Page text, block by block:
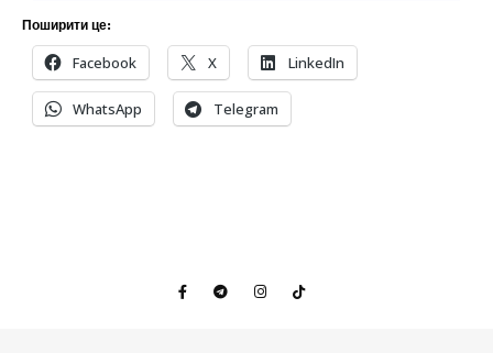
Поширити це:
Facebook X LinkedIn
WhatsApp Telegram